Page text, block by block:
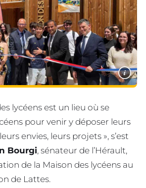
i
lycéens est un lieu où se
pour venir y déposer leurs
envies, leurs projets », s’est
Bourgi, sénateur de l’Hérault,
de la Maison des lycéens au
de Lattes.